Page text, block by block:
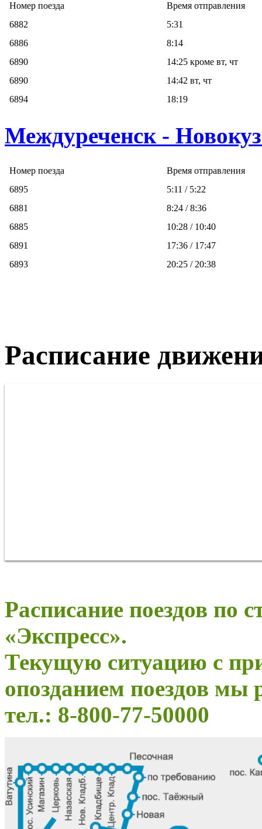
Номер поезда
Время отправления
6882
5:31
6886
8:14
6890
14:25 кроме вт, чт
6890
14:42 вт, чт
6894
18:19
Междуреченск -
Номер поезда
Время отправления
6895
5:11 / 5:22
6881
8:24 / 8:36
6885
10:28 / 10:40
6891
17:36 / 17:47
6893
20:25 / 20:38
Расписание
Расписание поездов
«Экспресс».
Текущую ситуацию с
опозданием поездов мы
тел.: 8-800-77-50000